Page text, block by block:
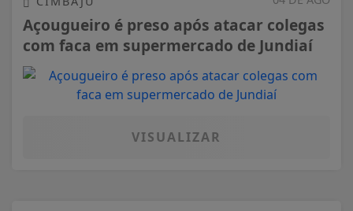
Açougueiro é preso após atacar colegas
com faca em supermercado de Jundiaí
VISUALIZAR